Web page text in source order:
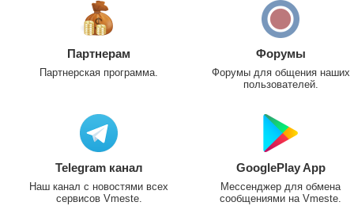
Партнерам
Партнерская программа.
Форумы
Форумы для общения наших
пользователей.
Telegram канал
Наш канал с новостями всех
сервисов Vmeste.
GooglePlay App
Мессенджер для обмена
сообщениями на Vmeste.